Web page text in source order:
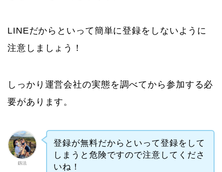
LINEだからといって簡単に登録をしないように
注意しましょう！
しっかり運営会社の実態を調べてから参加する必
要があります。
釼法
登録が無料だからといって登録をして
しまうと危険ですので注意してくださ
いね！